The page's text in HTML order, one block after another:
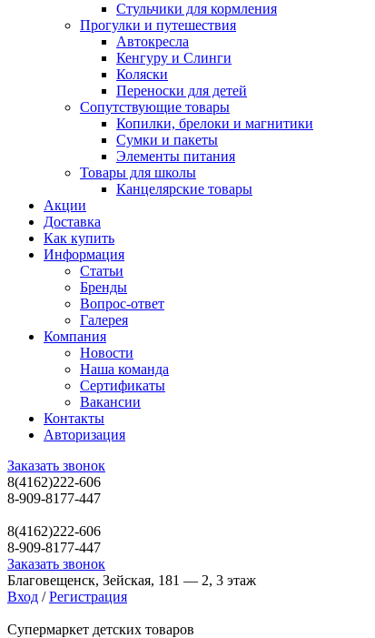
Стульчики для кормления
Прогулки и путешествия
Автокресла
Кенгуру и Слинги
Коляски
Переноски для детей
Сопутствующие товары
Копилки, брелоки и магнитики
Сумки и пакеты
Элементы питания
Товары для школы
Канцелярские товары
Акции
Доставка
Как купить
Информация
Статьи
Бренды
Вопрос-ответ
Галерея
Компания
Новости
Наша команда
Сертификаты
Вакансии
Контакты
Авторизация
Заказать звонок
8(4162)222-606
8-909-8177-447
8(4162)222-606
8-909-8177-447
Заказать звонок
Благовещенск, Зейская, 181 — 2, 3 этаж
Вход / Регистрация
Супермаркет детских товаров